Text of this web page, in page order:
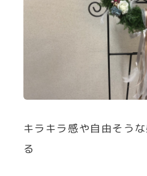
キラキラ感や自由そう
る